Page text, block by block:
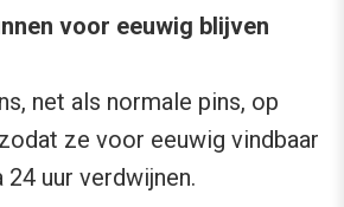
voor eeuwig blijven
net als normale pins, op
ze voor eeuwig vindbaar
24 uur verdwijnen.